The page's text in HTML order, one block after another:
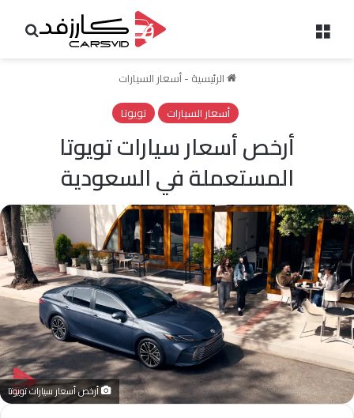
الرئيسية -أسعار السيارات
أسعار السيارات
تويوتا
أرخص أسعار سيارات تويوتا
المستعملة في السعودية
أرخص أسعار سيارات تويوتا